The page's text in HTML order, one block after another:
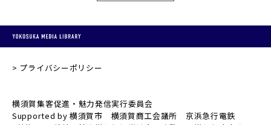
プライバシーポリシー
横須賀集客促進・魅力発信実行委員会
Supported by 横須賀市 横須賀商工会議所 京浜急行電鉄